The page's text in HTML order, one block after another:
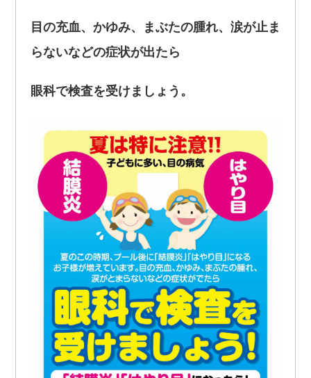
目の充血、かゆみ、まぶたの腫れ、涙が止ま
らないなどの症状が出たら
眼科で検査を受けましょう。